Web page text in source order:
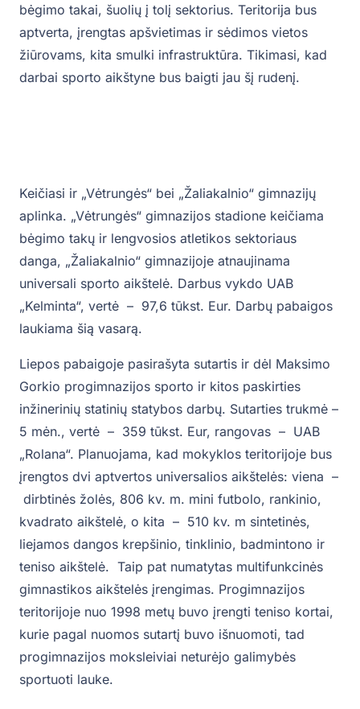
bėgimo takai, šuolių į tolį sektorius. Teritorija bus
aptverta, įrengtas apšvietimas ir sėdimos vietos
žiūrovams, kita smulki infrastruktūra. Tikimasi, kad
darbai sporto aikštyne bus baigti jau šį rudenį.
Keičiasi ir „Vėtrungės“ bei „Žaliakalnio“ gimnazijų
aplinka. „Vėtrungės“ gimnazijos stadione keičiama
bėgimo takų ir lengvosios atletikos sektoriaus
danga, „Žaliakalnio“ gimnazijoje atnaujinama
universali sporto aikštelė. Darbus vykdo UAB
„Kelminta“, vertė – 97,6 tūkst. Eur. Darbų pabaigos
laukiama šią vasarą.
Liepos pabaigoje pasirašyta sutartis ir dėl Maksimo
Gorkio progimnazijos sporto ir kitos paskirties
inžinerinių statinių statybos darbų. Sutarties trukmė –
5 mėn., vertė – 359 tūkst. Eur, rangovas – UAB
„Rolana“. Planuojama, kad mokyklos teritorijoje bus
įrengtos dvi aptvertos universalios aikštelės: viena –
dirbtinės žolės, 806 kv. m. mini futbolo, rankinio,
kvadrato aikštelė, o kita – 510 kv. m sintetinės,
liejamos dangos krepšinio, tinklinio, badmintono ir
teniso aikštelė. Taip pat numatytas multifunkcinės
gimnastikos aikštelės įrengimas. Progimnazijos
teritorijoje nuo 1998 metų buvo įrengti teniso kortai,
kurie pagal nuomos sutartį buvo išnuomoti, tad
progimnazijos moksleiviai neturėjo galimybės
sportuoti lauke.